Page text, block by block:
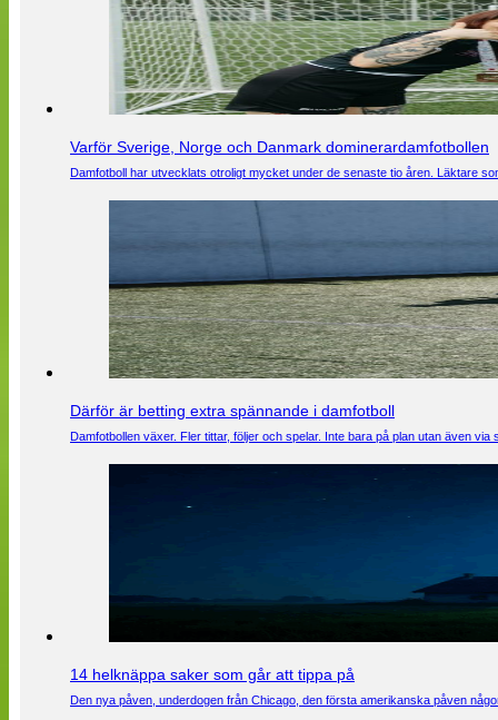
Varför Sverige, Norge och Danmark dominerardamfotbollen
Damfotboll har utvecklats otroligt mycket under de senaste tio åren. Läktare
Därför är betting extra spännande i damfotboll
Damfotbollen växer. Fler tittar, följer och spelar. Inte bara på plan utan även
14 helknäppa saker som går att tippa på
Den nya påven, underdogen från Chicago, den första amerikanska påven